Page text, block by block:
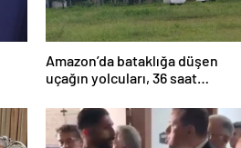
Amazon’da bataklığa düşen
uçağın yolcuları, 36 saat